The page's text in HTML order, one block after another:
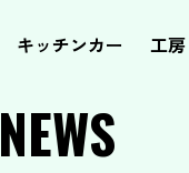
キッチンカー 工房
NEWS